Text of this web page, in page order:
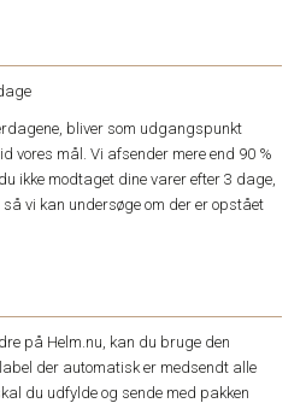
bliver som udgangspunkt
vores mål. Vi afsender mere end 90 %
ikke modtaget dine varer efter 3 dage,
vi kan undersøge om der er opstået
på Helm.nu, kan du bruge den
der automatisk er medsendt alle
du udfylde og sende med pakken